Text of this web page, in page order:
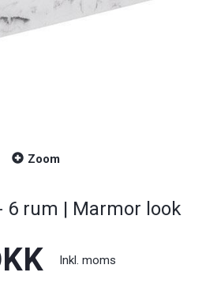
Zoom
6 rum | Marmor look
Inkl. moms